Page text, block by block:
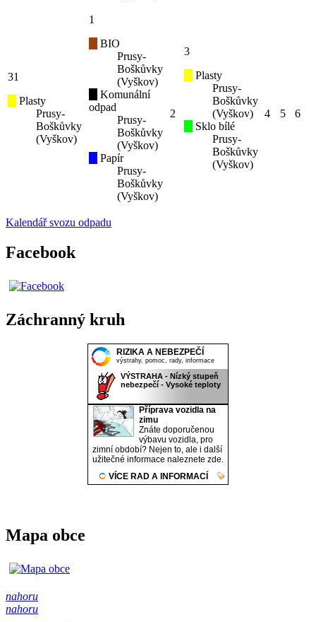
31
Plasty
Prusy-
Boškůvky
(Vyškov)
1
BIO
Prusy-
Boškůvky
(Vyškov)
Komunální
odpad
Prusy-
Boškůvky
(Vyškov)
Papír
Prusy-
Boškůvky
(Vyškov)
2
3
Plasty
Prusy-
Boškůvky
(Vyškov)
Sklo bílé
Prusy-
Boškůvky
(Vyškov)
4 5 6
Kalendář svozu odpadu
Facebook
Záchranný kruh
Mapa obce
nahoru
nahoru